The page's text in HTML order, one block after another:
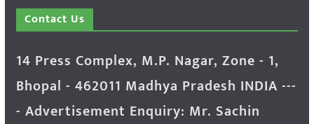
Contact Us
14 Press Complex, M.P. Nagar, Zone - 1,
Bhopal - 462011 Madhya Pradesh INDIA ---
- Advertisement Enquiry: Mr. Sachin